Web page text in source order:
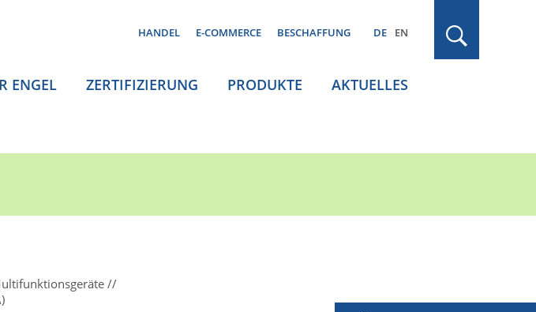
HANDEL E-COMMERCE BESCHAFFUNG DE EN
ENGEL ZERTIFIZIERUNG PRODUKTE AKTUELLES